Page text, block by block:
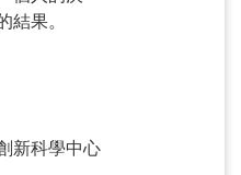
果。
新科學中心